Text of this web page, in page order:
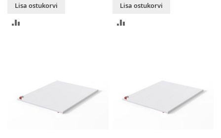
Lisa ostukorvi
Lisa ostukorvi